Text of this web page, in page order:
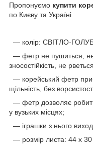
Пропонуємо купити
по Києву та Україні
— колір: СВІТЛО-
— фетр не пушиться,
зносостійкість, не
— корейський фетр
щільність, без
— фетр дозволяє
у вузьких місцях;
— іграшки з нього
— розмір листа: 44 х